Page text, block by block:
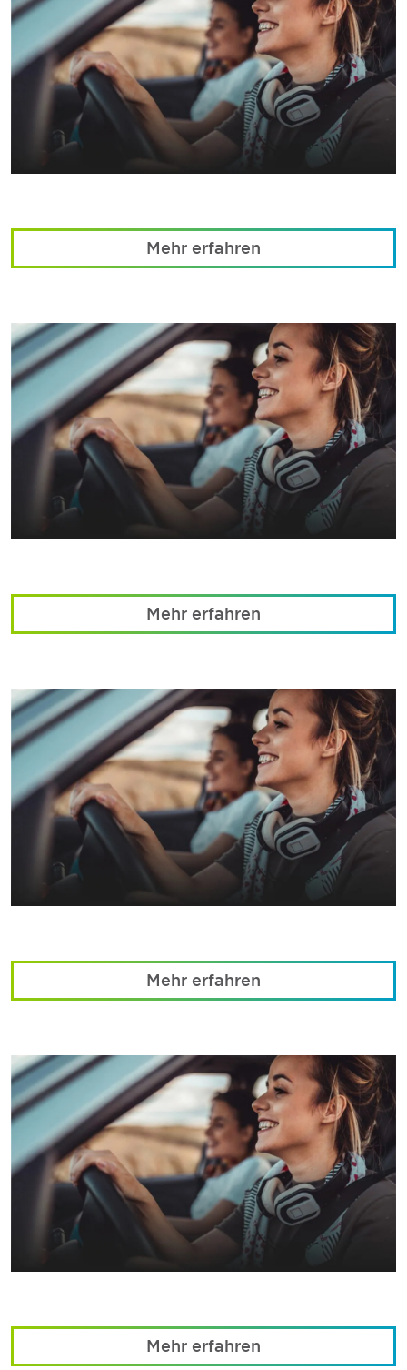
Mehr erfahren
Mehr erfahren
Mehr erfahren
Mehr erfahren